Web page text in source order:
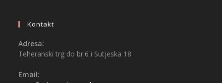
Kontakt
Adresa:
Teheranski trg do br.6 i Sutjeska 18
Email: